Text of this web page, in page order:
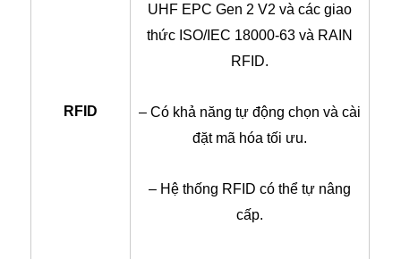
RFID
UHF EPC Gen 2 V2 và các giao
thức ISO/IEC 18000-63 và RAIN
RFID.
– Có khả năng tự động chọn và cài
đặt mã hóa tối ưu.
– Hệ thống RFID có thể tự nâng
cấp.